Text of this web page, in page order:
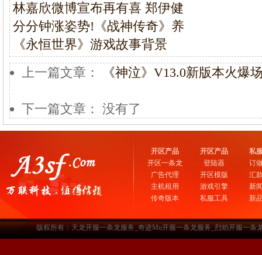
林嘉欣微博宣布再有喜 郑伊健
分分钟涨姿势!《战神传奇》养
《永恒世界》游戏故事背景
上一篇文章：
《神泣》V13.0新版本火爆
下一篇文章： 没有了
开区产品
开区一条龙
广告代理
主机租用
传奇版本
开区产品
登陆器
开区模版
游戏引擎
私服工具
私
订
汇
新
新
版权所有：天龙开服一条龙服务_奇迹Mu开服一条龙服务_烈焰开服一条